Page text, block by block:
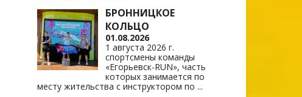
БРОННИЦКОЕ
КОЛЬЦО
01.08.2026
1 августа 2026 г.
спортсмены команды
«Егорьевск-RUN», часть
которых занимается по
месту жительства с инструктором по ...